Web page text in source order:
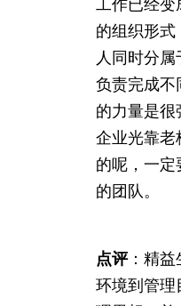
工作已经变
的组织形式
人同时分属
负责完成不
的力量是很
企业光靠老
的呢，一定
的团队。
点评：精益
环境到管理